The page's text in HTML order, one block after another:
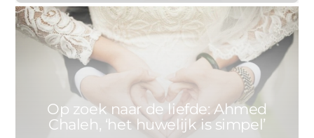
ANNET 25 SEPTEMBER 2020 0
Op zoek naar de liefde: Ahmed
Chaleh, ‘het huwelijk is simpel’